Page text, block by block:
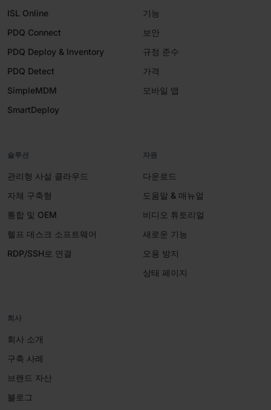
ISL Online
PDQ Connect
PDQ Deploy & Inventory
PDQ Detect
SimpleMDM
SmartDeploy
기능
보안
규정 준수
가격
모바일 앱
솔루션
관리형 사설 클라우드
자체 구축형
통합 및 OEM
헬프 데스크 소프트웨어
RDP/SSH로 연결
자원
다운로드
도움말 & 매뉴얼
비디오 튜토리얼
새로운 기능
오용 방지
상태 페이지
회사
회사 소개
구축 사례
브랜드 자산
블로그